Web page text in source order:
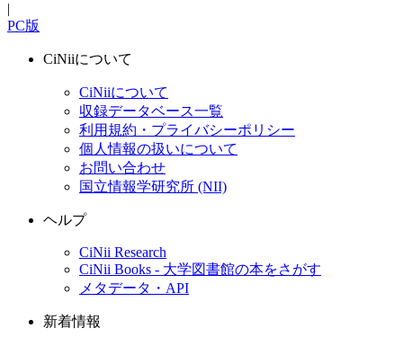
|
PC版
CiNiiについて
CiNiiについて
収録データベース一覧
利用規約・プライバシーポリシー
個人情報の扱いについて
お問い合わせ
国立情報学研究所 (NII)
ヘルプ
CiNii Research
CiNii Books - 大学図書館の本をさがす
メタデータ・API
新着情報